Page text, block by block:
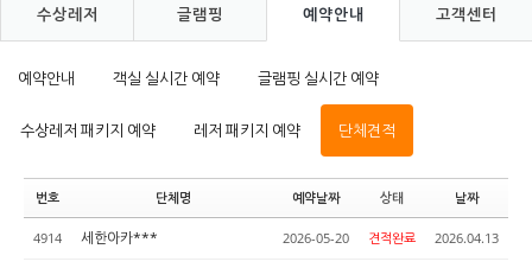
수상레저 글램핑 예약안내 고객센터
예약안내 객실 실시간 예약 글램핑 실시간 예약
수상레저 패키지 예약 레저 패키지 예약 단체견적
번호 단체명 예약날짜 상태 날짜
4914 세한아카*** 2026-05-20 견적완료 2026.04.13